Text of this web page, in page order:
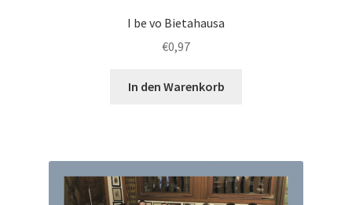
I be vo Bietahausa
€0,97
In den Warenkorb